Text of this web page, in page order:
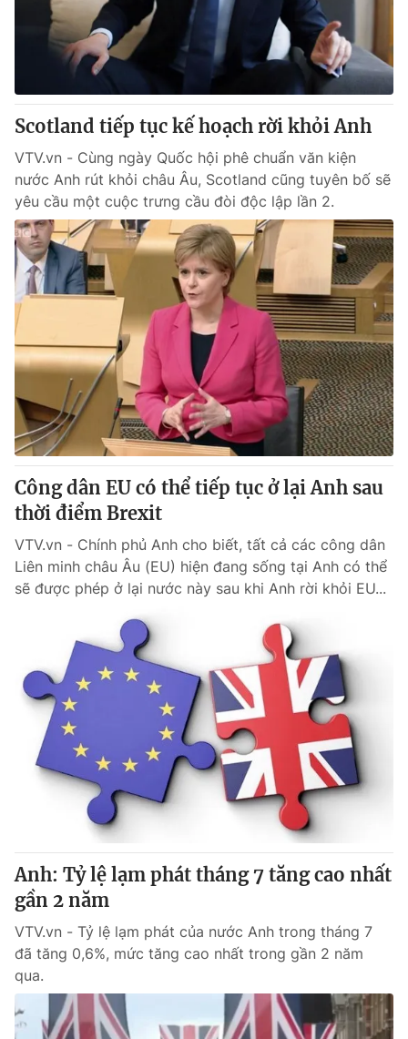
Scotland tiếp tục kế hoạch rời khỏi Anh
VTV.vn - Cùng ngày Quốc hội phê chuẩn văn kiện
nước Anh rút khỏi châu Âu, Scotland cũng tuyên bố sẽ
yêu cầu một cuộc trưng cầu đòi độc lập lần 2.
Công dân EU có thể tiếp tục ở lại Anh sau
thời điểm Brexit
VTV.vn - Chính phủ Anh cho biết, tất cả các công dân
Liên minh châu Âu (EU) hiện đang sống tại Anh có thể
sẽ được phép ở lại nước này sau khi Anh rời khỏi EU...
Anh: Tỷ lệ lạm phát tháng 7 tăng cao nhất
gần 2 năm
VTV.vn - Tỷ lệ lạm phát của nước Anh trong tháng 7
đã tăng 0,6%, mức tăng cao nhất trong gần 2 năm
qua.